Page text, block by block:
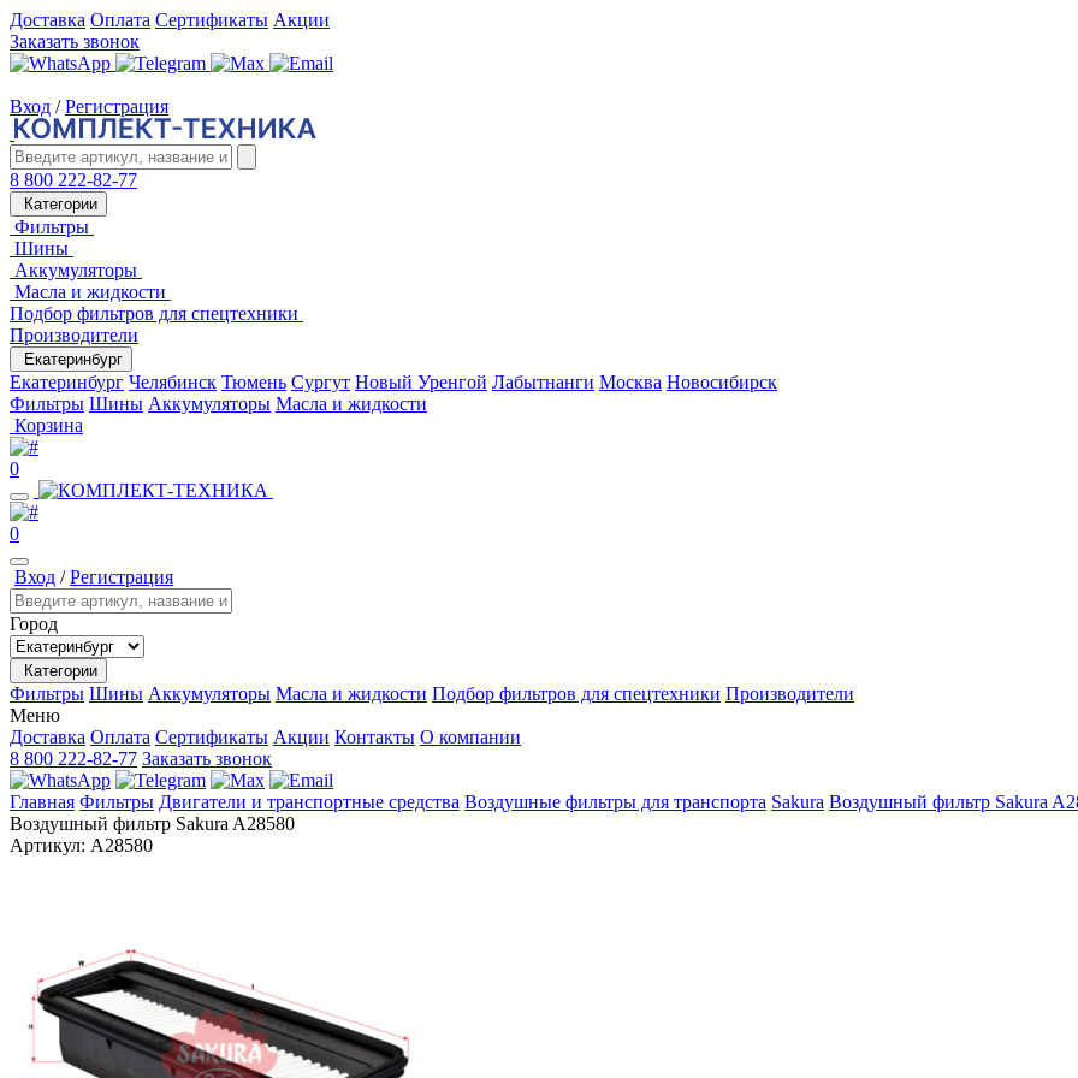
Доставка Оплата Сертификаты Акции
Заказать звонок
Вход / Регистрация
8 800 222-82-77
Категории
Фильтры
Шины
Аккумуляторы
Масла и жидкости
Подбор фильтров для спецтехники
Производители
Екатеринбург
Екатеринбург Челябинск Тюмень Сургут Новый Уренгой Лабытнанги Москва Новосибирск
Фильтры Шины Аккумуляторы Масла и жидкости
Корзина
0
0
Вход /Регистрация
Город
Категории
Фильтры Шины Аккумуляторы Масла и жидкости Подбор фильтров для спецтехники Производители
Меню
Доставка Оплата Сертификаты Акции Контакты О компании
8 800 222-82-77 Заказать звонок
Главная Фильтры Двигатели и транспортные средства Воздушные фильтры для транспорта Sakura Воздушный фильтр Sakura
Воздушный фильтр Sakura A28580
Артикул: A28580